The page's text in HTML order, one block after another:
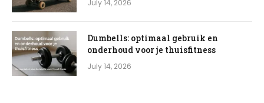
July 14, 2026
Dumbells: optimaal gebruik en
onderhoud voor je thuisfitness
July 14, 2026